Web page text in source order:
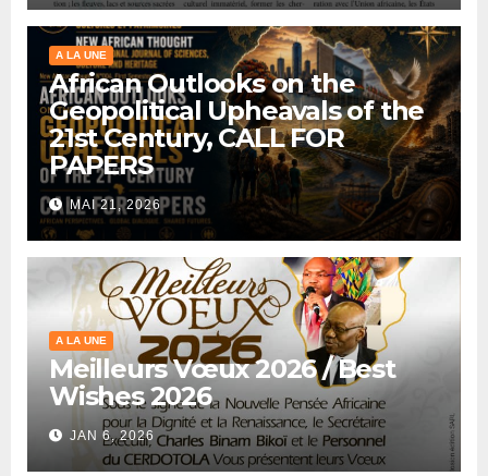
A LA UNE
African Outlooks on the
Geopolitical Upheavals of the
21st Century, CALL FOR
PAPERS
MAI 21, 2026
A LA UNE
Meilleurs Vœux 2026 / Best
Wishes 2026
JAN 6, 2026